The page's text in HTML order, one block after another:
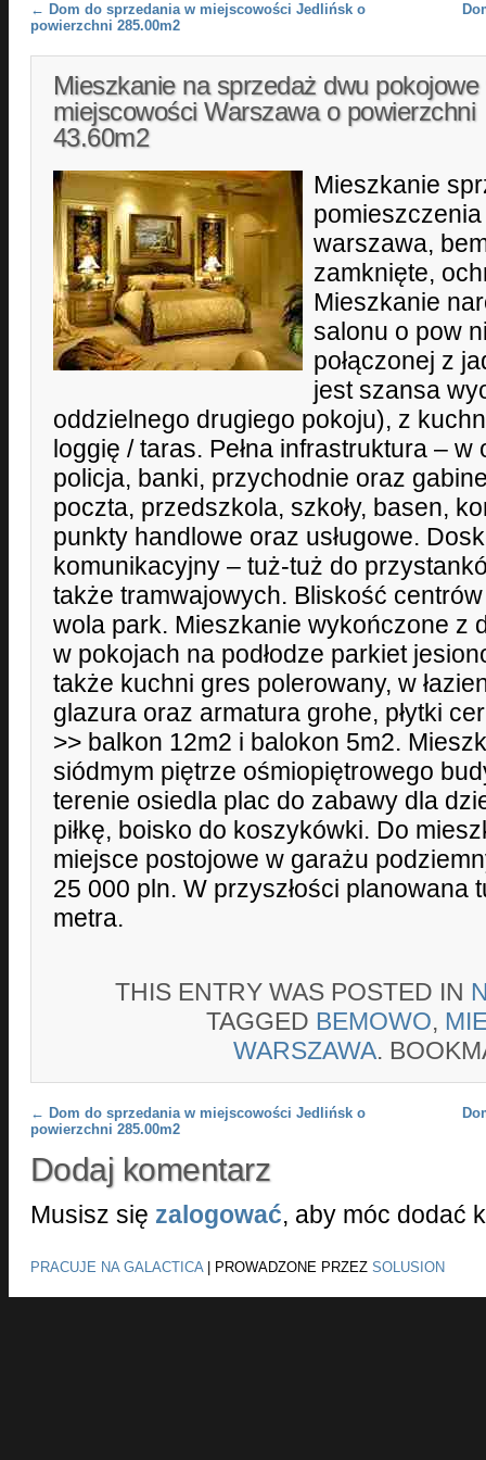
Post navigation
← Dom do sprzedania w miejscowości Jedlińsk o
powierzchni 285.00m2
Mieszkanie na sprzedaż dwu pokojowe
miejscowości Warszawa o powierzchni
43.60m2
Mieszkanie
warszawa,
zamknięte,
Mieszkanie
salonu o pow
połączonej z
jest szansa
oddzielnego drugiego pokoju), z
loggię / taras. Pełna infrastruktura –
policja, banki, przychodnie oraz
poczta, przedszkola, szkoły, basen,
punkty handlowe oraz usługowe.
komunikacyjny – tuż-tuż do
także tramwajowych. Bliskość
wola park. Mieszkanie wykończone z
w pokojach na podłodze parkiet
także kuchni gres polerowany, w
glazura oraz armatura grohe, płytki
>> balkon 12m2 i balokon 5m2.
siódmym piętrze ośmiopiętrowego
terenie osiedla plac do zabawy dla
piłkę, boisko do koszykówki. Do
miejsce postojowe w garażu
25 000 pln. W przyszłości planowana
metra.
THIS ENTRY WAS POSTED IN
TAGGED BEMOWO,
WARSZAWA.
Post navigation
← Dom do sprzedania w miejscowości Jedlińsk o
powierzchni 285.00m2
Dodaj komentarz
Musisz się zalogować, aby móc dodać
PRACUJE NA GALACTICA| PROWADZONE PRZEZ SOLUSION